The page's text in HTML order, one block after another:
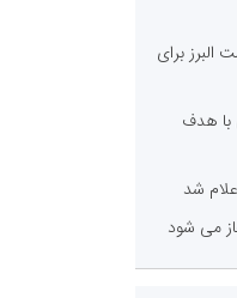
البرز برای
با هدف
شد